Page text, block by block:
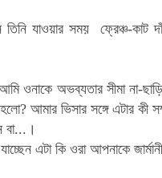
তিনি যাওয়ার সময় ফ্রেঞ্চ-কাট
অভব্যতার সীমা না-
আমার ভিসার সঙ্গে এটার কী
বা...।
এটা কি ওরা আপনাকে